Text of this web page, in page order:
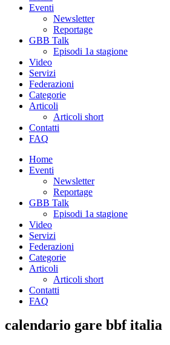
Eventi
Newsletter
Reportage
GBB Talk
Episodi 1a stagione
Video
Servizi
Federazioni
Categorie
Articoli
Articoli short
Contatti
FAQ
Home
Eventi
Newsletter
Reportage
GBB Talk
Episodi 1a stagione
Video
Servizi
Federazioni
Categorie
Articoli
Articoli short
Contatti
FAQ
calendario gare bbf italia